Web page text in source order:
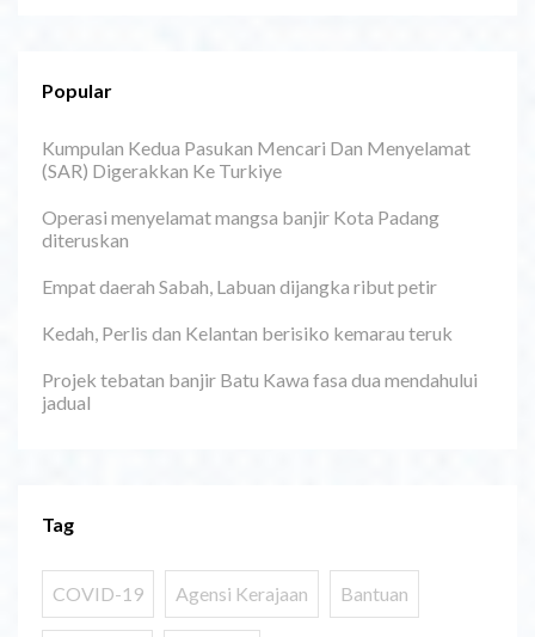
Popular
Kumpulan Kedua Pasukan Mencari Dan Menyelamat
(SAR) Digerakkan Ke Turkiye
Operasi menyelamat mangsa banjir Kota Padang
diteruskan
Empat daerah Sabah, Labuan dijangka ribut petir
Kedah, Perlis dan Kelantan berisiko kemarau teruk
Projek tebatan banjir Batu Kawa fasa dua mendahului
jadual
Tag
COVID-19 Agensi Kerajaan Bantuan